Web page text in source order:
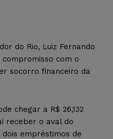
do Rio, Luiz Fernando
compromisso com o
socorro financeiro da
chegar a R$ 26,132
receber o aval do
empréstimos de